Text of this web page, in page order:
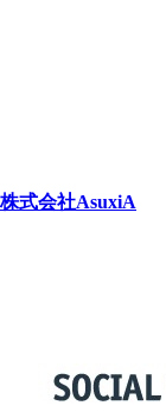
株式会社AsuxiA